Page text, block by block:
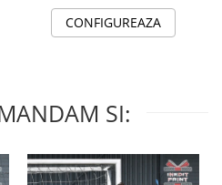
CONFIGUREAZA
SI: